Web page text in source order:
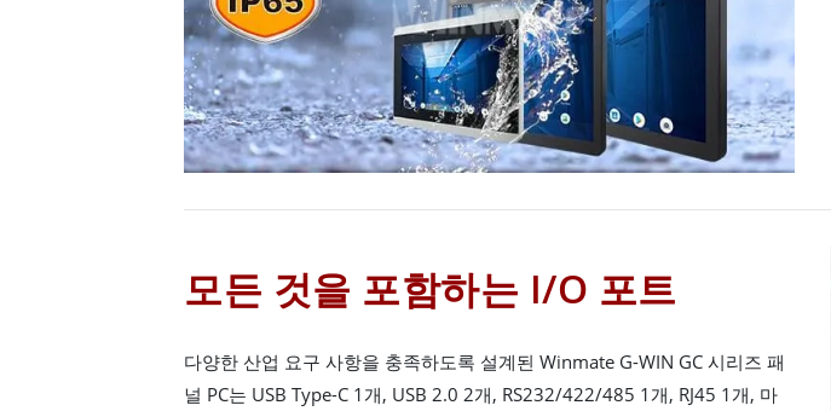
모든 것을 포함하는 I/O 포트
다양한 산업 요구 사항을 충족하도록 설계된 Winmate G-WIN GC 시리즈 패
널 PC는 USB Type-C 1개, USB 2.0 2개, RS232/422/485 1개, RJ45 1개, 마